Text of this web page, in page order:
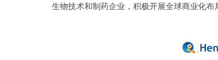
生物技术和制药企业，积极开展全球商业化布